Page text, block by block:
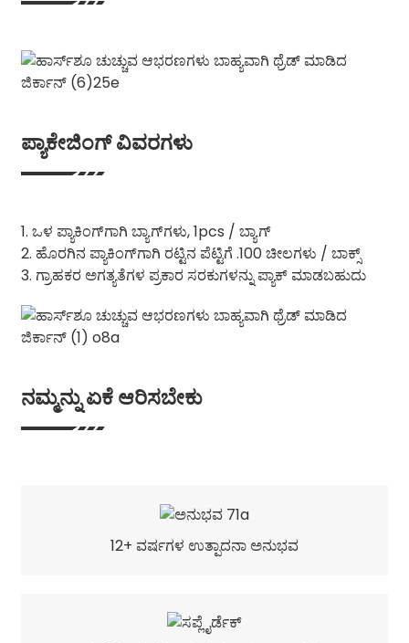
ಪ್ಯಾಕೇಜಿಂಗ್ ವಿವರಗಳು
1. ಒಳ ಪ್ಯಾಕಿಂಗ್‌ಗಾಗಿ ಬ್ಯಾಗ್‌ಗಳು, 1pcs / ಬ್ಯಾಗ್
2. ಹೊರಗಿನ ಪ್ಯಾಕಿಂಗ್‌ಗಾಗಿ ರಟ್ಟಿನ ಪೆಟ್ಟಿಗೆ .100 ಚೀಲಗಳು / ಬಾಕ್ಸ್
3. ಗ್ರಾಹಕರ ಅಗತ್ಯತೆಗಳ ಪ್ರಕಾರ ಸರಕುಗಳನ್ನು ಪ್ಯಾಕ್ ಮಾಡಬಹುದು
ನಮ್ಮನ್ನು ಏಕೆ ಆರಿಸಬೇಕು
12+ ವರ್ಷಗಳ ಉತ್ಪಾದನಾ ಅನುಭವ